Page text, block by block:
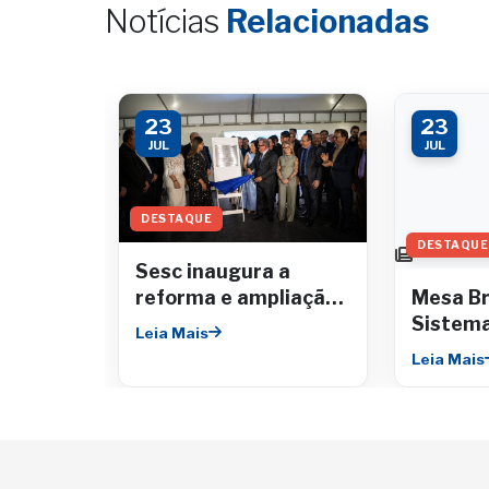
Notícias Relacionadas
23
JUL
DESTAQUE
Sesc inaugura a
reforma e ampliação
da Unidade Siqueira
Leia Mais
23
JUL
DESTAQUE
Mesa
Leia Mais